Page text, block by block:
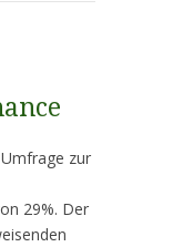
zur
29%. Der